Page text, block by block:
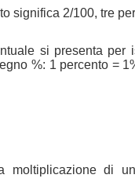
significa 2/100, tre
si presenta per
%: 1 percento =
moltiplicazione di